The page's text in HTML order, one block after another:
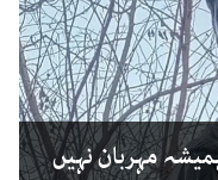
مہربان نہیں